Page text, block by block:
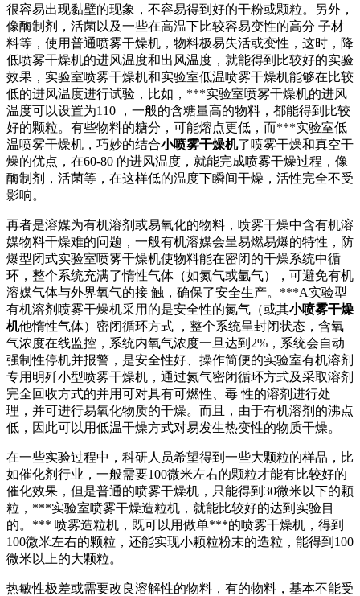
很容易出现黏壁的现象，不容易得到好的干粉或颗粒。另外，
像酶制剂，活菌以及一些在高温下比较容易变性的高分 子材
料等，使用普通喷雾干燥机，物料极易失活或变性，这时，降
低喷雾干燥机的进风温度和出风温度，就能得到比较好的实验
效果，实验室喷雾干燥机和实验室低温喷雾干燥机能够在比较
低的进风温度进行试验，比如，***实验室喷雾干燥机的进风
温度可以设置为110 ，一般的含糖量高的物料，都能得到比较
好的颗粒。有些物料的糖分，可能熔点更低，而***实验室低
温喷雾干燥机，巧妙的结合小喷雾干燥机了喷雾干燥和真空干
燥的优点，在60-80 的进风温度，就能完成喷雾干燥过程，像
酶制剂，活菌等，在这样低的温度下瞬间干燥，活性完全不受
影响。
再者是溶媒为有机溶剂或易氧化的物料，喷雾干燥中含有机溶
媒物料干燥难的问题，一般有机溶媒会呈易燃易爆的特性，防
爆型闭式实验室喷雾干燥机使物料能在密闭的干燥系统中循
环，整个系统充满了惰性气体（如氮气或氩气），可避免有机
溶媒气体与外界氧气的接 触，确保了安全生产。***A实验型
有机溶剂喷雾干燥机采用的是安全性的氮气（或其小喷雾干燥
机他惰性气体）密闭循环方式 ，整个系统呈封闭状态，含氧
气浓度在线监控，系统内氧气浓度一旦达到2%，系统会自动
强制性停机并报警，是安全性好、操作简便的实验室有机溶剂
专用明歼小型喷雾干燥机，通过氮气密闭循环方式及采取溶剂
完全回收方式的并用可对具有可燃性、毒 性的溶剂进行处
理，并可进行易氧化物质的干燥。而且，由于有机溶剂的沸点
低，因此可以用低温干燥方式对易发生热变性的物质干燥。
在一些实验过程中，科研人员希望得到一些大颗粒的样品，比
如催化剂行业，一般需要100微米左右的颗粒才能有比较好的
催化效果，但是普通的喷雾干燥机，只能得到30微米以下的颗
粒，***实验室喷雾干燥造粒机，就能比较好的达到实验目
的。*** 喷雾造粒机，既可以用做单***的喷雾干燥机，得到
100微米左右的颗粒，还能实现小颗粒粉末的造粒，能得到100
微米以上的大颗粒。
热敏性极差或需要改良溶解性的物料，有的物料，基本不能受